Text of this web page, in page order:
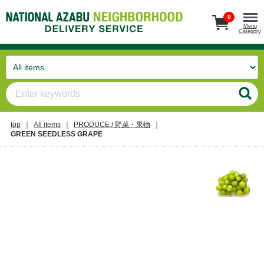
0
Menu
Category
top All items
PRODUCE / 野菜・果物
GREEN SEEDLESS GRAPE